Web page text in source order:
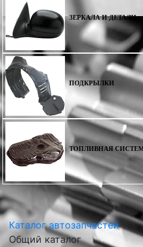
ЗЕРКАЛА И ДЕТАЛИ
ПОДКРЫЛКИ
ТОПЛИВНАЯ
Каталог автозапчастей
Общий каталог